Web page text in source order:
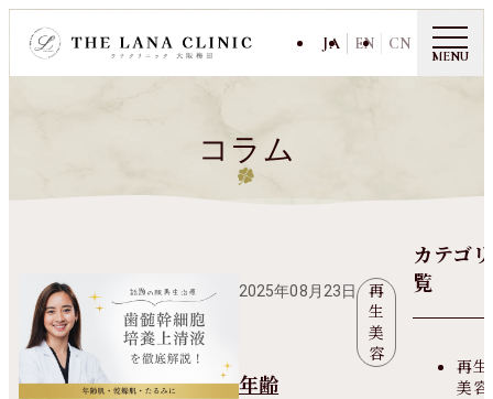
JA EN CN
MENU
コラム
2025年08月23日
再
生
美
容
年齢
カテゴ
覧
再生
美容